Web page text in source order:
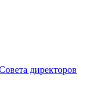
директоров